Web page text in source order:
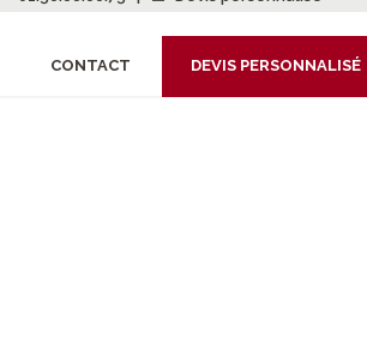
CONTACT DEVIS PERSONNALISÉ